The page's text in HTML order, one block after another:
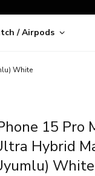
/ Airpods
White
15 Pro
Hybrid
White